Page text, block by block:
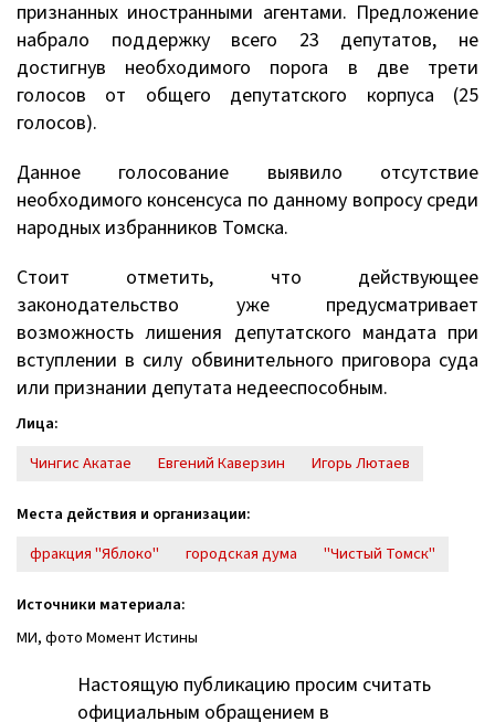
признанных иностранными агентами. Предложение
набрало поддержку всего 23 депутатов, не
достигнув необходимого порога в две трети
голосов от общего депутатского корпуса (25
голосов).
Данное голосование выявило отсутствие
необходимого консенсуса по данному вопросу среди
народных избранников Томска.
Стоит отметить, что действующее
законодательство уже предусматривает
возможность лишения депутатского мандата при
вступлении в силу обвинительного приговора суда
или признании депутата недееспособным.
Лица:
Чингис Акатае
Евгений Каверзин Игорь Лютаев
Места действия и организации:
фракция "Яблоко"
городская дума "Чистый Томск"
Источники материала:
МИ, фото Момент Истины
Настоящую публикацию просим считать
официальным обращением в